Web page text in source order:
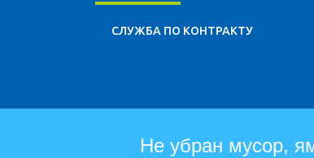
CЛУЖБА ПО КОНТРАКТУ
Не убран мусор,